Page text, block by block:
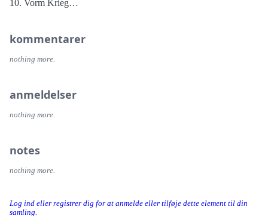
Log ind eller registrer dig for at anmelde eller tilføje dette element til din
samling.
10. Vorm Krieg
13. Helga
kommentarer
nothing more.
anmeldelser
nothing more.
notes
nothing more.